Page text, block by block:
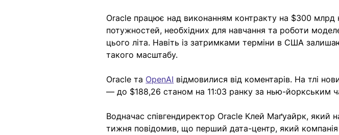
Oracle працює над виконанням контракту на $300 млрд
потужностей, необхідних для навчання та роботи
цього літа. Навіть із затримками терміни в США
такого масштабу.
Oracle та OpenAI відмовилися від коментарів. На тлі
— до $188,26 станом на 11:03 ранку за нью-йоркським
Водначас співгендиректор Oracle Клей Маґуайрк, який
тижня повідомив, що перший дата-центр, який компанія